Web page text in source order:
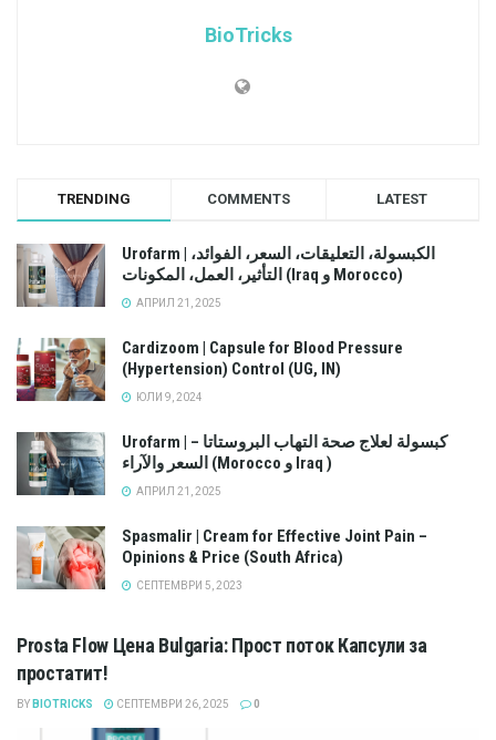
BioTricks
TRENDING COMMENTS LATEST
Urofarm | الكبسولة، التعليقات، السعر، الفوائد،
التأثير، العمل، المكونات (Iraq و Morocco)
АПРИЛ 21, 2025
Cardizoom | Capsule for Blood Pressure
(Hypertension) Control (UG, IN)
ЮЛИ 9, 2024
Urofarm | كبسولة لعلاج صحة التهاب البروستاتا –
السعر والآراء (Morocco و Iraq )
АПРИЛ 21, 2025
Spasmalir | Cream for Effective Joint Pain –
Opinions & Price (South Africa)
СЕПТЕМВРИ 5, 2023
Prosta Flow Цена Bulgaria: Прост поток Капсули за
простатит!
BY BIOTRICKS СЕПТЕМВРИ 26, 2025 0